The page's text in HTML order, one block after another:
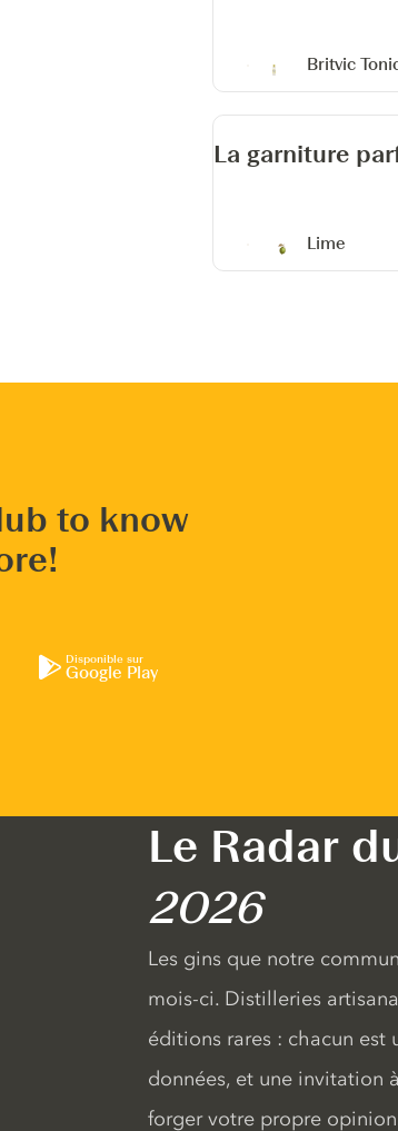
Britvic
La garniture
Lime
to know
Disponible sur
Google Play
Le Radar
2026
Les gins que notre
mois-ci. Distilleries
éditions rares : chacun est
données, et une invitation
forger votre propre